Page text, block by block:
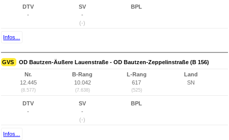
DTV
-
SV
-
(-)
BPL
Infos...
GVS OD Bautzen-Äußere Lauenstraße - OD Bautzen-Zeppelinstraße (B 156)
Nr.
12.445
(8.577)
B-Rang
10.042
(7.638)
L-Rang
617
(525)
Land
SN
DTV
-
SV
-
(-)
BPL
Infos...